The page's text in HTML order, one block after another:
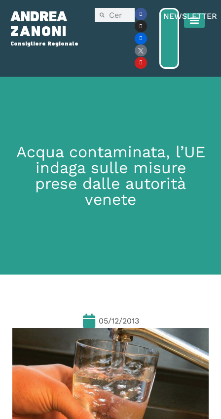
ANDREA
ZANONI
Consigliere Regionale
NEWSLETTER
Acqua contaminata, l’UE
indaga sulle misure
prese dalle autorità
venete
05/12/2013